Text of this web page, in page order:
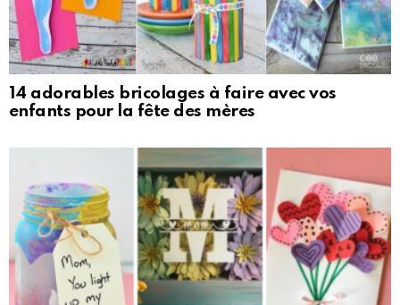
14 adorables bricolages à faire avec vos
enfants pour la fête des mères